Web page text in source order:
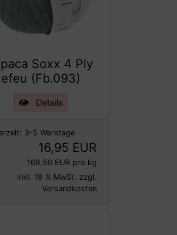
Soxx 4 Ply
efeu (Fb.093)
Details
3-5 Werktage
16,95 EUR
169,50 EUR pro kg
inkl. 19 % MwSt. zzgl.
Versandkosten